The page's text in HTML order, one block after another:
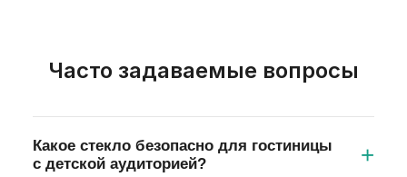
Часто задаваемые вопросы
Какое стекло безопасно для гостиницы
с детской аудиторией?